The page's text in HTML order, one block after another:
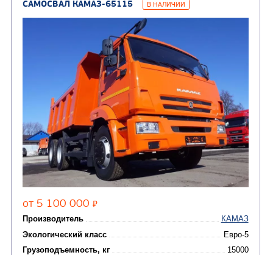
Цена по запросу
Производитель
Экологический класс
Грузоподъемность, кг
Вместимость кузова, м3